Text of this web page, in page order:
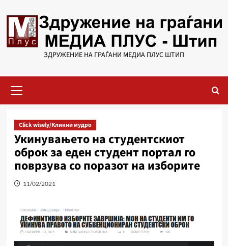
to
content
ЗДРУЖЕНИЕ НА ГРАЃАНИ МЕДИА ПЛУС ШТИП
Menu
Click wisely/Кликни мудро
Укинувањето на студентскиот
оброк за еден студент портал го
поврзува со поразот на изборите
11/02/2021